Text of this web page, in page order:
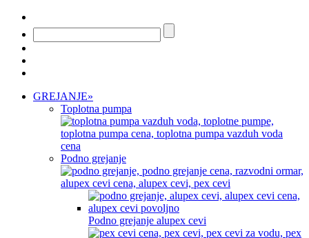
GREJANJE»
Toplotna pumpa
Podno grejanje
Podno grejanje alupex cevi